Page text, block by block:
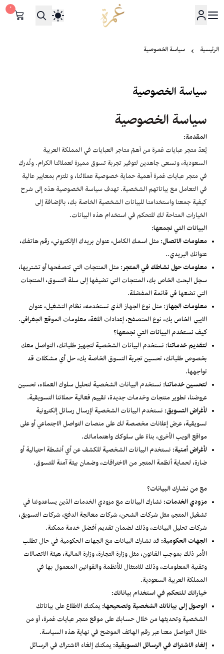
عبايات غمرة
٠
الرئيسية سياسة الخصوصية
سياسة الخصوصية
سياسة الخصوصية
المقدمة:
يُعدّ متجر عبايات غمرة من أهمّ متاجر العبايات في المملكة العربية
السعودية، ونسعى جاهدين لتوفير تجربة تسوق مميزة لعملائنا الكرام. ونُدرك
في متجر عبايات غمرة أهمية حماية خصوصية عملائنا، و نلتزم بمعايير عالية
في التعامل مع بياناتهم الشخصية. تهدف سياسة الخصوصية هذه إلى شرح
كيفية جمعنا واستخدامنا للبيانات الشخصية الخاصة بك، بالإضافة إلى
الخيارات المتاحة لك للتحكم في استخدام هذه البيانات.
البيانات التي نجمعها:
معلومات الاتصال:مثل اسمك الكامل، عنوان بريدك الإلكتروني، رقم هاتفك،
عنوانك البريدي..
معلومات حول نشاطك في المتجر:مثل المنتجات التي تتصفحها أو تشتريها،
سجل البحث الخاص بك، المنتجات التي تضيفها إلى سلة التسوق، المنتجات
التي تضعها في قائمة المفضلة.
معلومات الجهاز:مثل نوع الجهاز الذي تستخدمه، نظام التشغيل، عنوان
الايبي الخاص بك، نوع المتصفح، إعدادات اللغة، معلومات الموقع الجغرافي.
كيف نستخدم البيانات التي نجمعها؟
لتقديم خدماتنا: نستخدم البيانات الشخصية لتجهيز طلباتك، التواصل معك
بخصوص طلباتك، تحسين تجربة التسوق الخاصة بك، حل أي مشكلات قد
تواجهها.
لتحسين خدماتنا: نستخدم البيانات الشخصية لتحليل سلوك العملاء، تحسين
عروضنا، تطوير منتجات وخدمات جديدة، تقييم فعالية حملاتنا التسويقية.
لأغراض التسويق: نستخدم البيانات الشخصية لإرسال رسائل إلكترونية
تسويقية، عرض إعلانات مخصصة لك على منصات التواصل الاجتماعي أو على
مواقع الويب الأخرى، بناءً على سلوكك واهتماماتك.
لأغراض أمنية: نستخدم البيانات الشخصية للكشف عن أي أنشطة احتيالية أو
ضارة، لحماية أنظمة المتجر من الاختراقات، وضمان بيئة آمنة للتسوق.
مع من نشارك البيانات؟
مزودي الخدمات: نشارك البيانات مع مزودي الخدمات الذين يساعدوننا في
تشغيل المتجر، مثل شركات الشحن، شركات معالجة الدفع، شركات التسويق،
شركات تحليل البيانات، وذلك لضمان تقديم أفضل خدمة ممكنة.
الجهات الحكومية: قد نشارك البيانات مع الجهات الحكومية في حال تطلب
الأمر ذلك بموجب القانون، مثل وزارة التجارة، وزارة المالية، هيئة الاتصالات
وتقنية المعلومات، وذلك للامتثال للأنظمة والقوانين المعمول بها في
المملكة العربية السعودية.
خياراتك للتحكم في استخدام بياناتك:
الوصول إلى بياناتك الشخصية وتصحيحها:يمكنك الاطلاع على بياناتك
الشخصية وتحديثها من خلال حسابك على موقع متجر عبايات غمرة، أو من
خلال التواصل معنا عبر رقم الهاتف الموضح في نهاية هذه السياسة.
إلغاء الاشتراك في الرسائل التسويقية:يمكنك إلغاء الاشتراك في الرسائل